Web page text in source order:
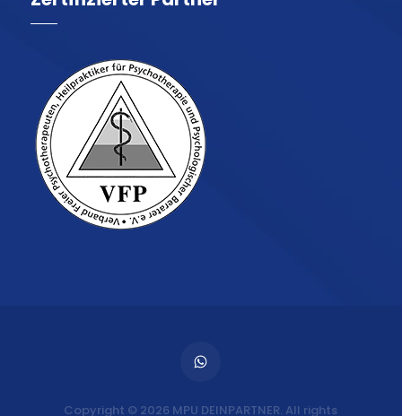
Copyright © 2026 MPU DEINPARTNER. All rights